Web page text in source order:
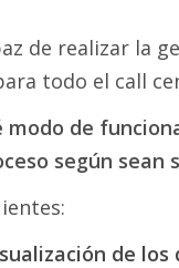
de realizar la
todo el call
modo de
según sean
de